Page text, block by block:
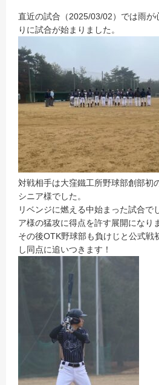
直近の試合（2025/03/02）では雨が
りに試合が始まりました。
対戦相手は大窪鐵工所野球部創部初
シニア様でした。
リベンジに燃える中始まった試合で
ア様の猛攻に得点を許す展開になり
その後OTK野球部も負けじと公式戦
し同点に追いつきます！